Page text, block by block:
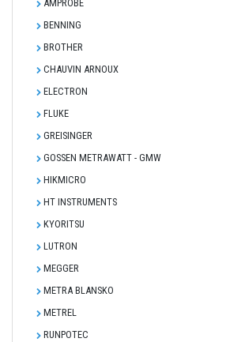
AMPROBE
BENNING
BROTHER
CHAUVIN ARNOUX
ELECTRON
FLUKE
GREISINGER
GOSSEN METRAWATT - GMW
HIKMICRO
HT INSTRUMENTS
KYORITSU
LUTRON
MEGGER
METRA BLANSKO
METREL
RUNPOTEC